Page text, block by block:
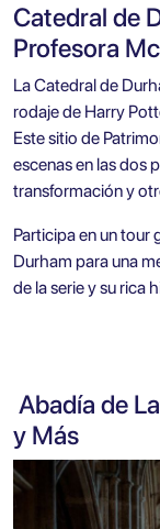
Catedral de
Profesora
La Catedral de
rodaje de Harry
Este sitio de
escenas en las dos
transformación y
Participa en un tour
Durham para una
de la serie y su rica
Abadía de
y Más